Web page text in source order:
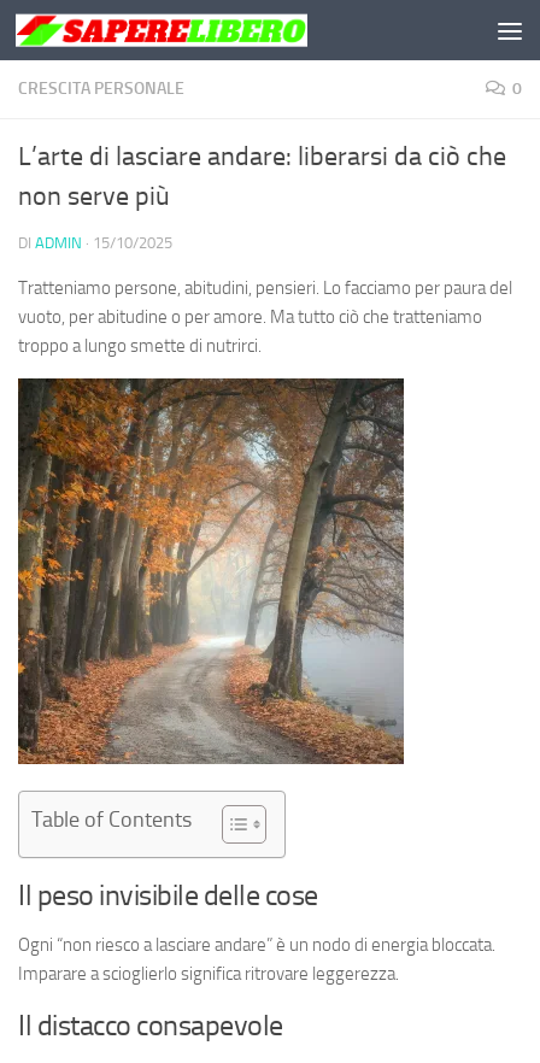
Salta al contenuto
CRESCITA PERSONALE 0
L’arte di lasciare andare: liberarsi da ciò che
non serve più
DI ADMIN · 15/10/2025
Tratteniamo persone, abitudini, pensieri. Lo facciamo per paura del
vuoto, per abitudine o per amore. Ma tutto ciò che tratteniamo
troppo a lungo smette di nutrirci.
Table of Contents
Il peso invisibile delle cose
Ogni “non riesco a lasciare andare” è un nodo di energia bloccata.
Imparare a scioglierlo significa ritrovare leggerezza.
Il distacco consapevole